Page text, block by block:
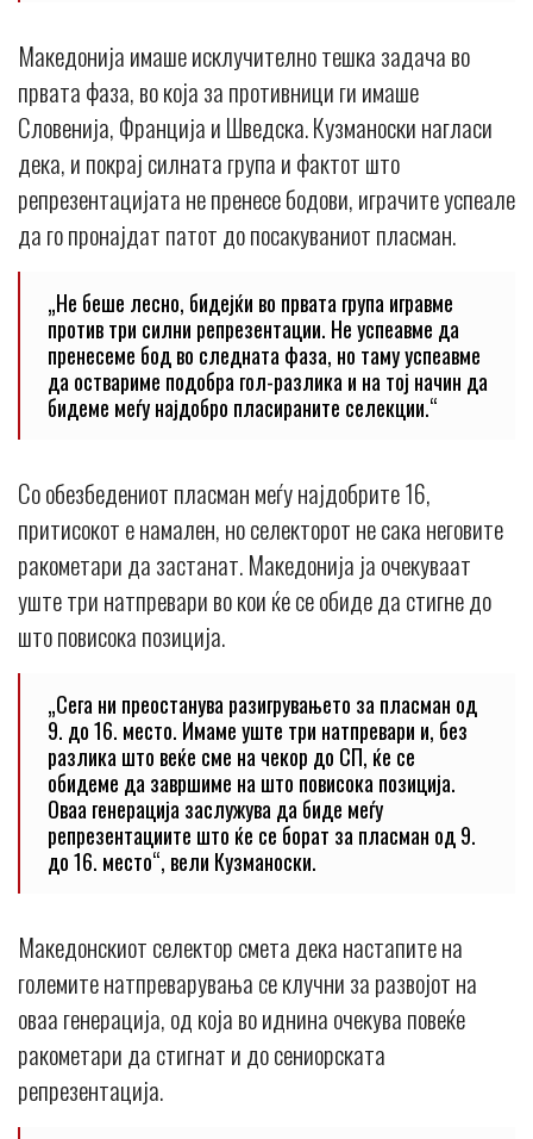
Македонија имаше исклучително тешка задача во
првата фаза, во која за противници ги имаше
Словенија, Франција и Шведска. Кузманоски нагласи
дека, и покрај силната група и фактот што
репрезентацијата не пренесе бодови, играчите успеале
да го пронајдат патот до посакуваниот пласман.
„Не беше лесно, бидејќи во првата група игравме
против три силни репрезентации. Не успеавме да
пренесеме бод во следната фаза, но таму успеавме
да оствариме подобра гол-разлика и на тој начин да
бидеме меѓу најдобро пласираните селекции.“
Со обезбедениот пласман меѓу најдобрите 16,
притисокот е намален, но селекторот не сака неговите
ракометари да застанат. Македонија ја очекуваат
уште три натпревари во кои ќе се обиде да стигне до
што повисока позиција.
„Сега ни преостанува разигрувањето за пласман од
9. до 16. место. Имаме уште три натпревари и, без
разлика што веќе сме на чекор до СП, ќе се
обидеме да завршиме на што повисока позиција.
Оваа генерација заслужува да биде меѓу
репрезентациите што ќе се борат за пласман од 9.
до 16. место“, вели Кузманоски.
Македонскиот селектор смета дека настапите на
големите натпреварувања се клучни за развојот на
оваа генерација, од која во иднина очекува повеќе
ракометари да стигнат и до сениорската
репрезентација.